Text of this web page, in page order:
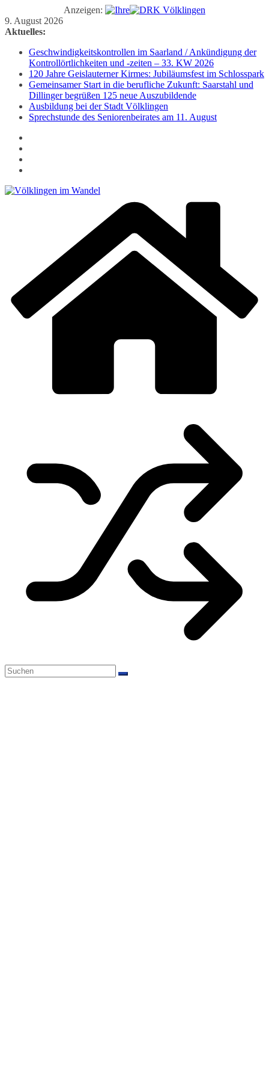
Anzeigen:
Zum
Inhalt
9. August 2026
Aktuelles:
Geschwindigkeitskontrollen im Saarland / Ankündigung der
Kontrollörtlichkeiten und -zeiten – 33. KW 2026
120 Jahre Geislauterner Kirmes: Jubiläumsfest im Schlosspark
Gemeinsamer Start in die berufliche Zukunft: Saarstahl und
Dillinger begrüßen 125 neue Auszubildende
Ausbildung bei der Stadt Völklingen
Sprechstunde des Seniorenbeirates am 11. August